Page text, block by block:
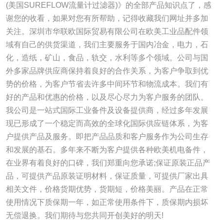
(美国SUREFLOW流量计过滤器)》的全部产品知识点了，感
谢您的收看，如果对您有所帮助，记得收藏我们网址并多加
关注。深圳市华联欧国际贸易有限公司在欧美工业品配件领
域有自己的供货渠道，我们主要服务于国内冶金，电力，石
化，造纸，矿山，食品，轨交，水利等多个领域。公司与国
外多家品牌供应商保持着良好的合作关系，为客户争取到优
势的价格，为客户节省去许多中间环节和物流成本。我们有
好的产品和优惠的价格，以及尽心尽力为客户服务的团队。
我公司是一站式国际工业备件及设备提供商，经过多年发展
现已形成了一个稳定而高效的全球化国际供应链体系，为客
户提供产品及服务。即把产品品质和客户服务作为公司生存
和发展的基石。多年来不断为客户提供各种欧美机电备件，
在业界有着良好的口碑，我们郑重向您承诺;保证原装正品产
品，可提供产品原装证明材料，保证质量，可提供厂家出具
相关文件，价格货期优势，货期短，价格美丽。产品在正常
使用情况下质保期一年，如正常使用条件下，质保期内损坏
无偿退换。我们期待与您共同开创美好的明天!